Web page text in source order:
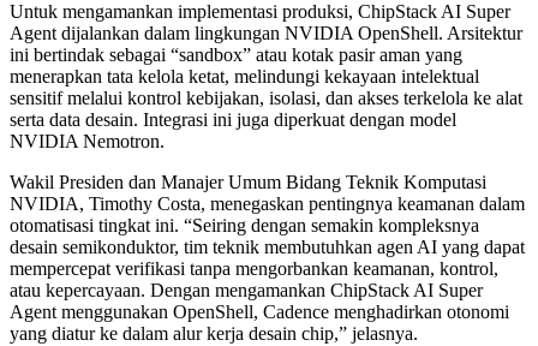
Untuk mengamankan implementasi produksi, ChipStack AI Super
Agent dijalankan dalam lingkungan NVIDIA OpenShell. Arsitektur
ini bertindak sebagai “sandbox” atau kotak pasir aman yang
menerapkan tata kelola ketat, melindungi kekayaan intelektual
sensitif melalui kontrol kebijakan, isolasi, dan akses terkelola ke alat
serta data desain. Integrasi ini juga diperkuat dengan model
NVIDIA Nemotron.
Wakil Presiden dan Manajer Umum Bidang Teknik Komputasi
NVIDIA, Timothy Costa, menegaskan pentingnya keamanan dalam
otomatisasi tingkat ini. “Seiring dengan semakin kompleksnya
desain semikonduktor, tim teknik membutuhkan agen AI yang dapat
mempercepat verifikasi tanpa mengorbankan keamanan, kontrol,
atau kepercayaan. Dengan mengamankan ChipStack AI Super
Agent menggunakan OpenShell, Cadence menghadirkan otonomi
yang diatur ke dalam alur kerja desain chip,” jelasnya.